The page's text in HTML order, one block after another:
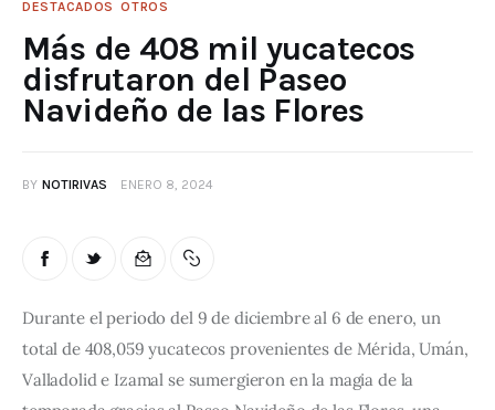
DESTACADOS OTROS
Más de 408 mil yucatecos
disfrutaron del Paseo
Navideño de las Flores
BY NOTIRIVAS ENERO 8, 2024
Durante el periodo del 9 de diciembre al 6 de enero, un
total de 408,059 yucatecos provenientes de Mérida, Umán,
Valladolid e Izamal se sumergieron en la magia de la